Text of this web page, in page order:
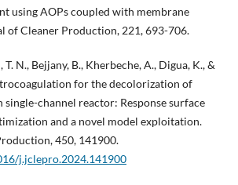
using AOPs coupled with membrane
of Cleaner Production, 221, 693-706.
T. N., Bejjany, B., Kherbeche, A., Digua, K., &
for the decolorization of
channel reactor: Response surface
and a novel model exploitation.
450, 141900.
j.jclepro.2024.141900